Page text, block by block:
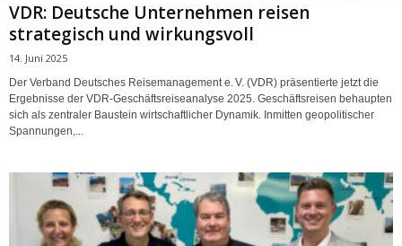
VDR: Deutsche Unternehmen reisen
strategisch und wirkungsvoll
14. Juni 2025
Der Verband Deutsches Reisemanagement e. V. (VDR) präsentierte jetzt die
Ergebnisse der VDR-Geschäftsreiseanalyse 2025. Geschäftsreisen behaupten
sich als zentraler Baustein wirtschaftlicher Dynamik. Inmitten geopolitischer
Spannungen,...